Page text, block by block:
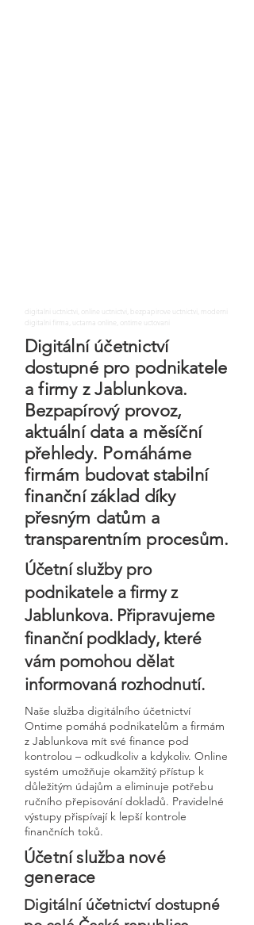
digitalni uctnictvi, online uctnictvi, bezpapirove uctnictvi, moderni
digitalni firma, uctarna online, ontime uctovani
Digitální účetnictví
dostupné pro podnikatele
a firmy z Jablunkova.
Bezpapírový provoz,
aktuální data a měsíční
přehledy. Pomáháme
firmám budovat stabilní
finanční základ díky
přesným datům a
transparentním procesům.
Účetní služby pro
podnikatele a firmy z
Jablunkova. Připravujeme
finanční podklady, které
vám pomohou dělat
informovaná rozhodnutí.
Naše služba digitálního účetnictví
Ontime pomáhá podnikatelům a firmám
z Jablunkova mít své finance pod
kontrolou – odkudkoliv a kdykoliv. Online
systém umožňuje okamžitý přístup k
důležitým údajům a eliminuje potřebu
ručního přepisování dokladů. Pravidelné
výstupy přispívají k lepší kontrole
finančních toků.
Účetní služba nové
generace
Digitální účetnictví dostupné